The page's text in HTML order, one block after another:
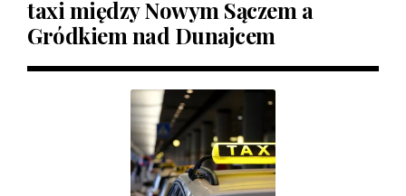
taxi między Nowym Sączem a
Gródkiem nad Dunajcem